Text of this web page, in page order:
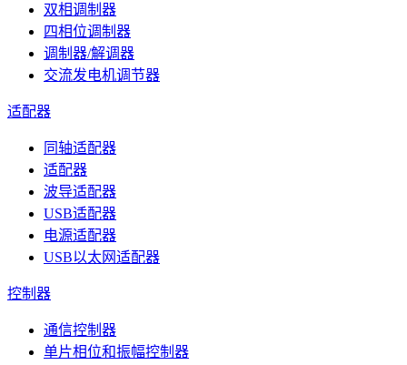
双相调制器
四相位调制器
调制器/解调器
交流发电机调节器
适配器
同轴适配器
适配器
波导适配器
USB适配器
电源适配器
USB以太网适配器
控制器
通信控制器
单片相位和振幅控制器